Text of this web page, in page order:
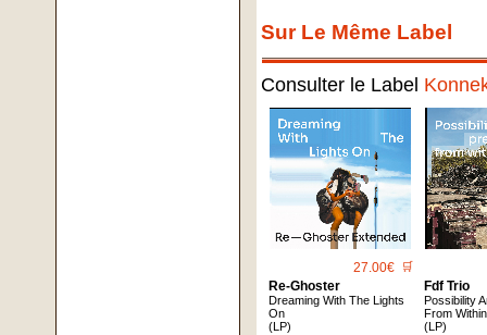
Sur Le Même Label
Consulter le Label
27.00€ 🛒
Re-Ghoster
Dreaming With The Lights
On
(LP)
Fdf Trio
Possibility
From
(LP)